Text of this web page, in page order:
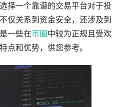
择一个靠谱的交易平台对于投
仅关系到资金安全，还涉及到
一些在币圈中较为正规且受欢
点和优势，供您参考。